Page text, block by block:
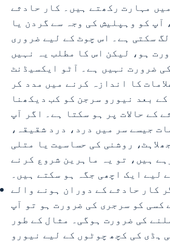
مہارت رکھتے ہیں۔ کار حادثے
آپ کو وہپلیش کی وجہ سے گردن یا
سکتی ہے۔ اس چوٹ کے لیے ضروری
ہو، لیکن اس کا مطلب یہ نہیں
کی ضرورت نہیں ہے۔ آٹو ایکسیڈنٹ
کا اندازہ کرنے میں مدد کر
بعد نیورو سرجن کو کب دیکھنا
کے حالات پر ہو سکتا ہے۔ اگر آپ
جیسے سر میں درد، درد شقیقہ،
روشنی کی حساسیت یا متلی
ہیں، تو یہ ماہرین شروع کرنے
لیے ایک اچھی جگہ ہو سکتے ہیں۔
کار حادثے کے دوران ہونے والے
کسی کو سرجری کی ضرورت ہو تو آپ
کی ضرورت ہوگی۔ مثال کے طور
ہڈی کی کچھ چوٹوں کے لیے نیورو